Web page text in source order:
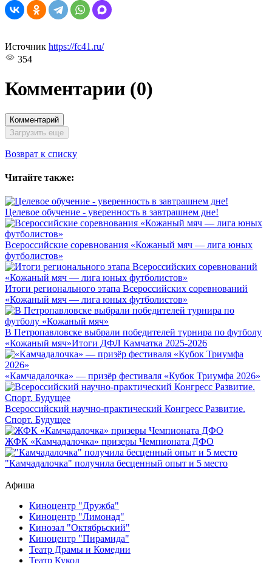
Источник https://fc41.ru/
354
Комментарии (0)
Комментарий
Загрузить еще
Возврат к списку
Читайте также:
Целевое обучение - уверенность в завтрашнем дне!
Всероссийские соревнования «Кожаный мяч — лига юных
футболистов»
Итоги регионального этапа Всероссийских соревнований
«Кожаный мяч — лига юных футболистов»
В Петропавловске выбрали победителей турнира по футболу
«Кожаный мяч»Итоги ДФЛ Камчатка 2025-2026
«Камчадалочка» — призёр фестиваля «Кубок Триумфа 2026»
Всероссийский научно-практический Конгресс Развитие.
Спорт. Будущее
ЖФК «Камчадалочка» призеры Чемпионата ДФО
"Камчадалочка" получила бесценный опыт и 5 место
Афиша
Киноцентр "Дружба"
Киноцентр "Лимонад"
Кинозал "Октябрьский"
Киноцентр "Пирамида"
Театр Драмы и Комедии
Театр Кукол